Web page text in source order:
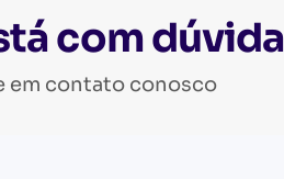
com
em contato conosco